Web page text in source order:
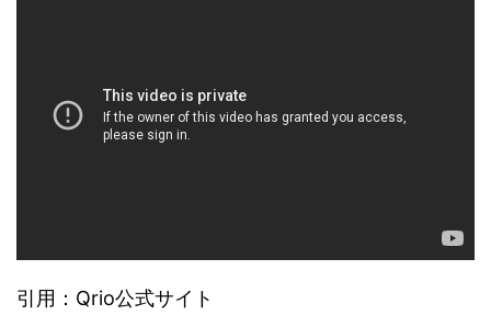
引用：Qrio公式サイト